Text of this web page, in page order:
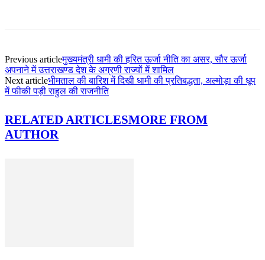
Previous articleमुख्यमंत्री धामी की हरित ऊर्जा नीति का असर, सौर ऊर्जा
अपनाने में उत्तराखण्ड देश के अग्रणी राज्यों में शामिल
Next articleभीमताल की बारिश में दिखी धामी की प्रतिबद्धता, अल्मोड़ा की धूप
में फीकी पड़ी राहुल की राजनीति
RELATED ARTICLESMORE FROM
AUTHOR